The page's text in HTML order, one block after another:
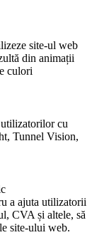
site-ul web
din animații
culori
cu
Tunnel Vision,
a ajuta utilizatorii
CVA și altele, să
site-ului web.